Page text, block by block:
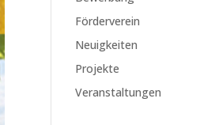
Förderverein
Neuigkeiten
Projekte
Veranstaltungen